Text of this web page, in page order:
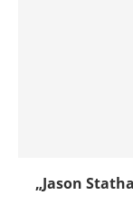
„Jason